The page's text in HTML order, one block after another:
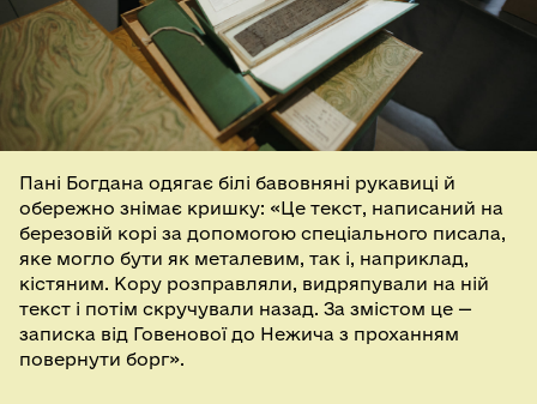
Пані Богдана одягає білі бавовняні рукавиці й
обережно знімає кришку: «Це текст, написаний на
березовій корі за допомогою спеціального писала,
яке могло бути як металевим, так і, наприклад,
кістяним. Кору розправляли, видряпували на ній
текст і потім скручували назад. За змістом це —
записка від Говенової до Нежича з проханням
повернути борг».